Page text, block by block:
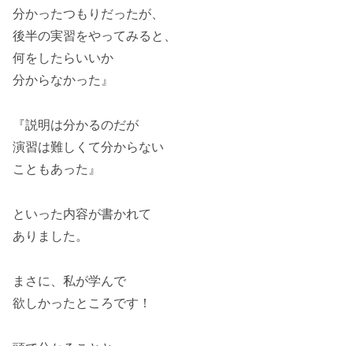
分かったつもりだったが、
後半の実習をやってみると、
何をしたらいいか
分からなかった』
『説明は分かるのだが
演習は難しくて分からない
こともあった』
といった内容が書かれて
ありました。
まさに、私が学んで
欲しかったところです！